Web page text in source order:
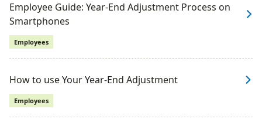
Employee Guide: Year-End Adjustment Process on
Smartphones
Employees
How to use Your Year-End Adjustment
Employees